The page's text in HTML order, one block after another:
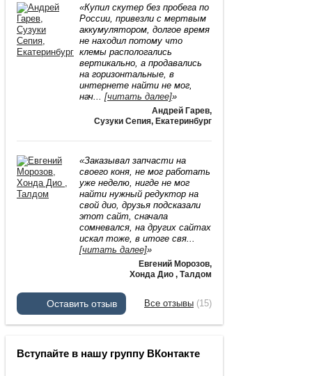
«Купил скутер без пробега по
России, привезли с мертвым
аккумулятором, долгое время
не находил потому что
клемы распологались
вертикально, а продавались
на горизонтальные, в
интернете найти не мог,
нач... [читать далее]»
Андрей Гарев,
Сузуки Сепия, Екатеринбург
«Заказывал запчасти на
своего коня, не мог работать
уже неделю, нигде не мог
найти нужный редуктор на
свой дио, друзья подсказали
этот сайт, сначала
сомневался, на других сайтах
искал тоже, в итоге свя...
[читать далее]»
Евгений Морозов,
Хонда Дио , Талдом
Оставить отзыв Все отзывы (15)
Вступайте в нашу группу ВКонтакте